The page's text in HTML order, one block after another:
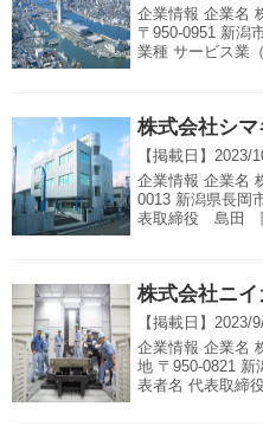
企業情報 企業名
〒950-0951 新潟
業種 サービス業
株式会社シ
【掲載日】 2023/
企業情報 企業名
0013 新潟県長岡
表取締役 島田
株式会社ニ
【掲載日】 2023/
企業情報 企業名
地 〒950-0821 新
表者名 代表取